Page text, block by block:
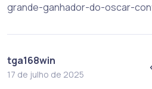
grande-ganhador-do-oscar-
tga168win
17 de julho de 2025